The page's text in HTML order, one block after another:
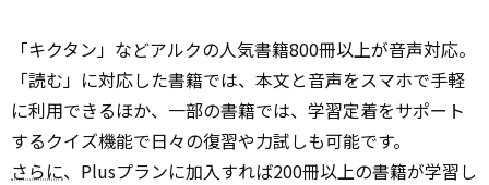
「キクタン」などアルクの人気書籍800冊以上が音声対応。
「読む」に対応した書籍では、本文と音声をスマホで手軽
に利用できるほか、一部の書籍では、学習定着をサポート
するクイズ機能で日々の復習や力試しも可能です。
さらに、Plusプランに加入すれば200冊以上の書籍が学習し